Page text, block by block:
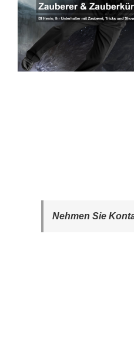
Nehmen Sie